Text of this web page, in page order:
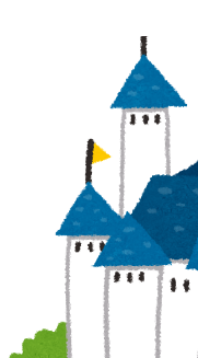
お知らせ
イベント・グッズ
YouTube
会社情報